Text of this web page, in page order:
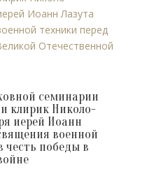
семинарии
клирик Николо-
иерей Иоанн
военной
честь победы в